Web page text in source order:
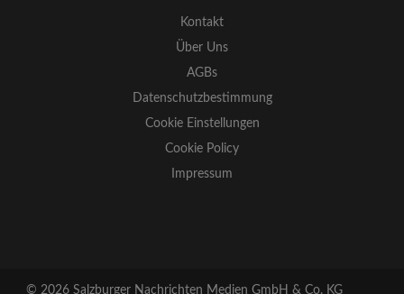
Kontakt
Über Uns
AGBs
Datenschutzbestimmung
Cookie Einstellungen
Cookie Policy
Impressum
© 2026 Salzburger Nachrichten Medien GmbH & Co. KG